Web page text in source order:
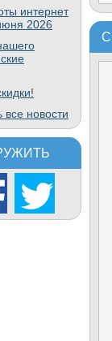
интернет
2026
все новости